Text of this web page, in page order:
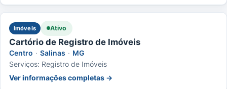
Imóveis Ativo
Cartório de Registro de Imóveis
Centro · Salinas · MG
Serviços: Registro de Imóveis
Ver informações completas →